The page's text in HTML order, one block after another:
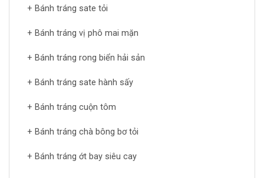
+ Bánh tráng sate tỏi
+ Bánh tráng vị phô mai mặn
+ Bánh tráng rong biển hải sản
+ Bánh tráng sate hành sấy
+ Bánh tráng cuộn tôm
+ Bánh tráng chà bông bơ tỏi
+ Bánh tráng ớt bay siêu cay